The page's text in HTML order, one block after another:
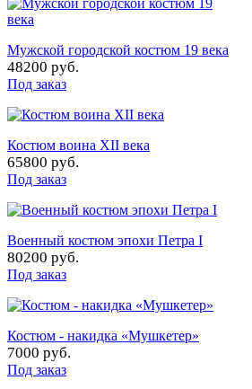
Мужской городской костюм 19 века
48200 руб.
Под заказ
Костюм воина XII века
65800 руб.
Под заказ
Военный костюм эпохи Петра I
80200 руб.
Под заказ
Костюм - накидка «Мушкетер»
7000 руб.
Под заказ